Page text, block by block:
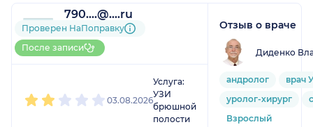
790....@....ru
5 отзывов
Больше 15 записей через
НаПоправку
Проверен НаПоправку
После записи
03.08.2026
Услуга:
УЗИ
брюшной
полости
Отзыв о враче
Диденко
андролог
врач
уролог-хирург
Взрослый